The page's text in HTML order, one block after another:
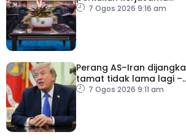
sektor pertanian
7 Ogos 2026 9:16 am
Perang AS–Iran dijangka
tamat tidak lama lagi –
Trump
7 Ogos 2026 9:11 am